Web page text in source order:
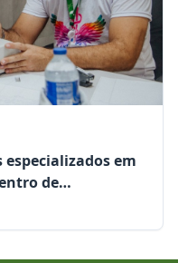
em
de
regional